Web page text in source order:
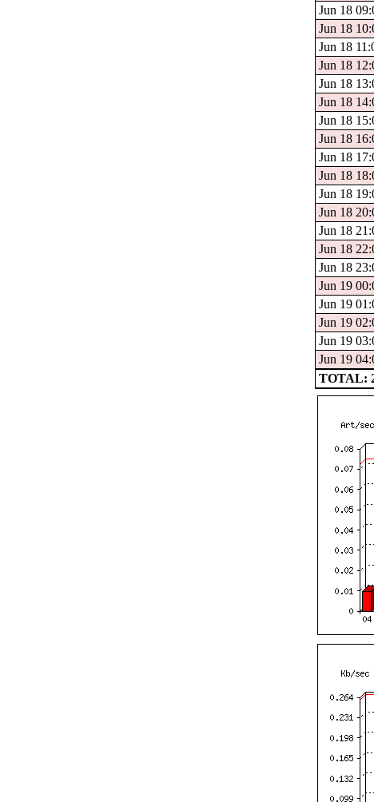
Jun 18
Jun 18
Jun 18
Jun 18
Jun 18
Jun 18
Jun 18
Jun 18
Jun 18
Jun 18
Jun 18
Jun 18
Jun 18
Jun 18
Jun 18
Jun 19
Jun 19
Jun 19
Jun 19
Jun 19
TOTAL: